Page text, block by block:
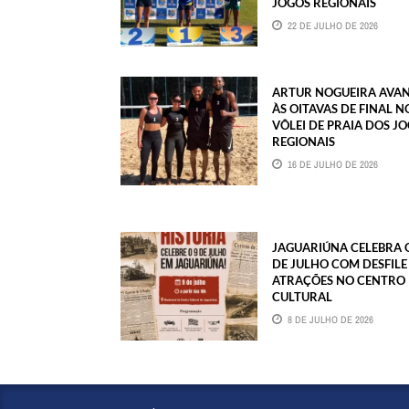
JOGOS REGIONAIS
22 DE JULHO DE 2026
ARTUR NOGUEIRA
ÀS OITAVAS DE FINAL
VÔLEI DE PRAIA DOS
REGIONAIS
16 DE JULHO DE 2026
JAGUARIÚNA CELEBRA
DE JULHO COM DESFILE
ATRAÇÕES NO CENTRO
CULTURAL
8 DE JULHO DE 2026